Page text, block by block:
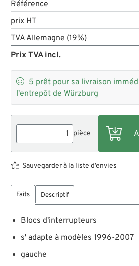
Référence
prix HT
TVA Allemagne (19%)
Prix TVA incl.
 5 prêt pour sa livraison
l'entrepôt de Würzburg
pièce
Sauvegarder à la liste d’envies
Faits Descriptif
Blocs d'interrupteurs
s' adapte à modèles 1996-2007
gauche